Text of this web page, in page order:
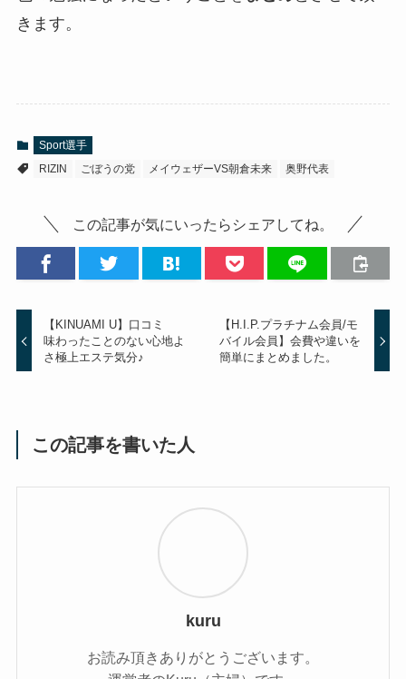
きます。
Sport選手
RIZIN
ごぼうの党 メイウェザーVS朝倉未来 奥野代表
この記事が気にいったらシェアしてね。
【KINUAMI U】口コミ
味わったことのない心地よ
さ極上エステ気分♪
【H.I.P.プラチナム会員/モ
バイル会員】会費や違いを
簡単にまとめました。
この記事を書いた人
kuru
お読み頂きありがとうございます。